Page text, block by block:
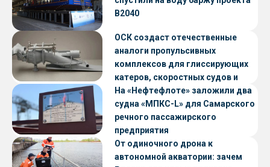
В2040
ОСК создаст отечественные
аналоги пропульсивных
комплексов для глиссирующих
катеров, скоростных судов и
судов с малой осадкой
На «Нефтефлоте» заложили два
судна «МПКС-L» для Самарского
речного пассажирского
предприятия
От одиночного дрона к
автономной акватории: зачем